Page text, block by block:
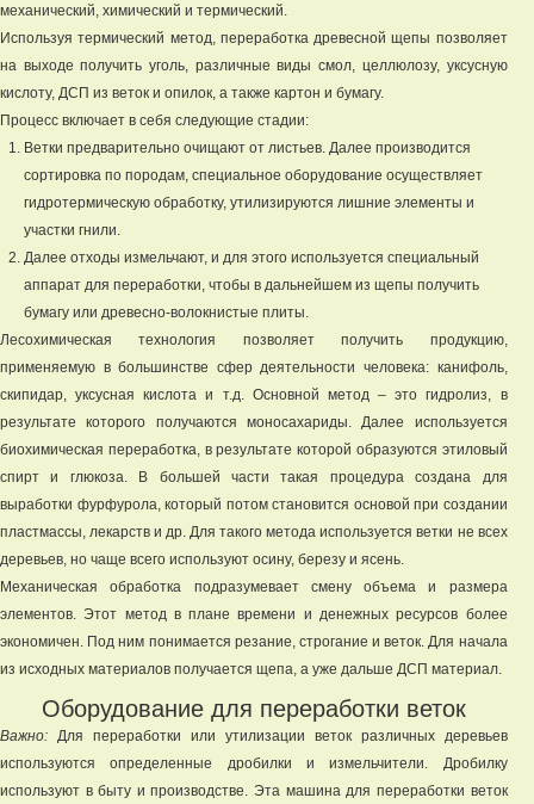
механический, химический и термический.
Используя термический метод, переработка древесной щепы позволяет
на выходе получить уголь, различные виды смол, целлюлозу, уксусную
кислоту, ДСП из веток и опилок, а также картон и бумагу.
Процесс включает в себя следующие стадии:
Ветки предварительно очищают от листьев. Далее производится
сортировка по породам, специальное оборудование осуществляет
гидротермическую обработку, утилизируются лишние элементы и
участки гнили.
Далее отходы измельчают, и для этого используется специальный
аппарат для переработки, чтобы в дальнейшем из щепы получить
бумагу или древесно-волокнистые плиты.
Лесохимическая технология позволяет получить продукцию,
применяемую в большинстве сфер деятельности человека: канифоль,
скипидар, уксусная кислота и т.д. Основной метод – это гидролиз, в
результате которого получаются моносахариды. Далее используется
биохимическая переработка, в результате которой образуются этиловый
спирт и глюкоза. В большей части такая процедура создана для
выработки фурфурола, который потом становится основой при создании
пластмассы, лекарств и др. Для такого метода используется ветки не всех
деревьев, но чаще всего используют осину, березу и ясень.
Механическая обработка подразумевает смену объема и размера
элементов. Этот метод в плане времени и денежных ресурсов более
экономичен. Под ним понимается резание, строгание и веток. Для начала
из исходных материалов получается щепа, а уже дальше ДСП материал.
Оборудование для переработки веток
Важно: Для переработки или утилизации веток различных деревьев
используются определенные дробилки и измельчители. Дробилку
используют в быту и производстве. Эта машина для переработки веток